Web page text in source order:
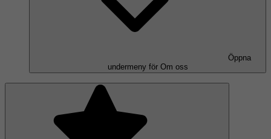
Öppna
undermeny för Om oss